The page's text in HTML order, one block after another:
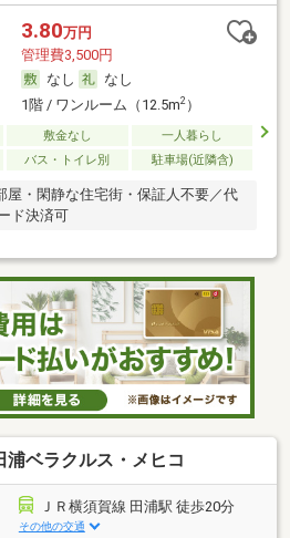
3.80万円
管理費3,500円
なし
なし
1階 / ワンルーム（12.5m2）
敷金なし
一人暮らし
バス・トイレ別 駐車場(近隣含)
屋・閑静な住宅街・保証人不要／代
ド決済可
浦ベラクルス・メヒコ
ＪＲ横須賀線 田浦駅 徒歩20分
その他の交通